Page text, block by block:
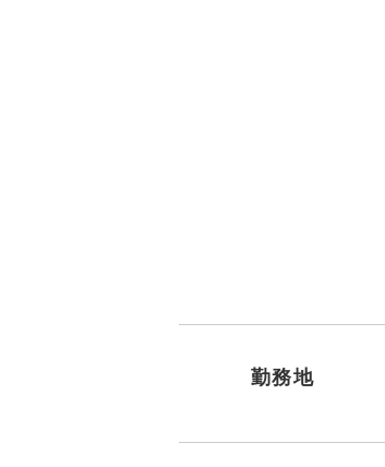
勤務地